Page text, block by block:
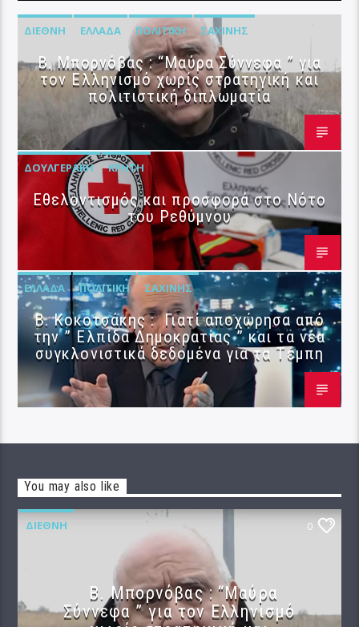
ΔΙΕΘΝΉ ΕΛΛΆΔΑ ΠΟΛΙΤΙΚΉ ΣΑΧΊΝΗΣ
B. Μπορνόβας : “Μαύρα Σύννεφα ” για
τον Ελληνισμό χωρίς στρατηγική και
πολιτιστική διπλωματία
ΔΟΥΛΓΕΡΆΚΗ ΚΡΉΤΗ
Εθελοντισμός και προσφορά στο Νότο
του Ρεθύμνου
ΕΛΛΆΔΑ ΠΟΛΙΤΙΚΉ ΣΑΧΊΝΗΣ
Β. Κοκοτσάκης : Γιατί αποχώρησα από
την ” Ελπίδα Δημοκρατίας ” και τα νέα
συγκλονιστικά δεδομένα για τα Τέμπη
You may also like
ΔΙΕΘΝΉ 0
B. Μπορνόβας : “Μαύρα
Σύννεφα ” για τον Ελληνισμό